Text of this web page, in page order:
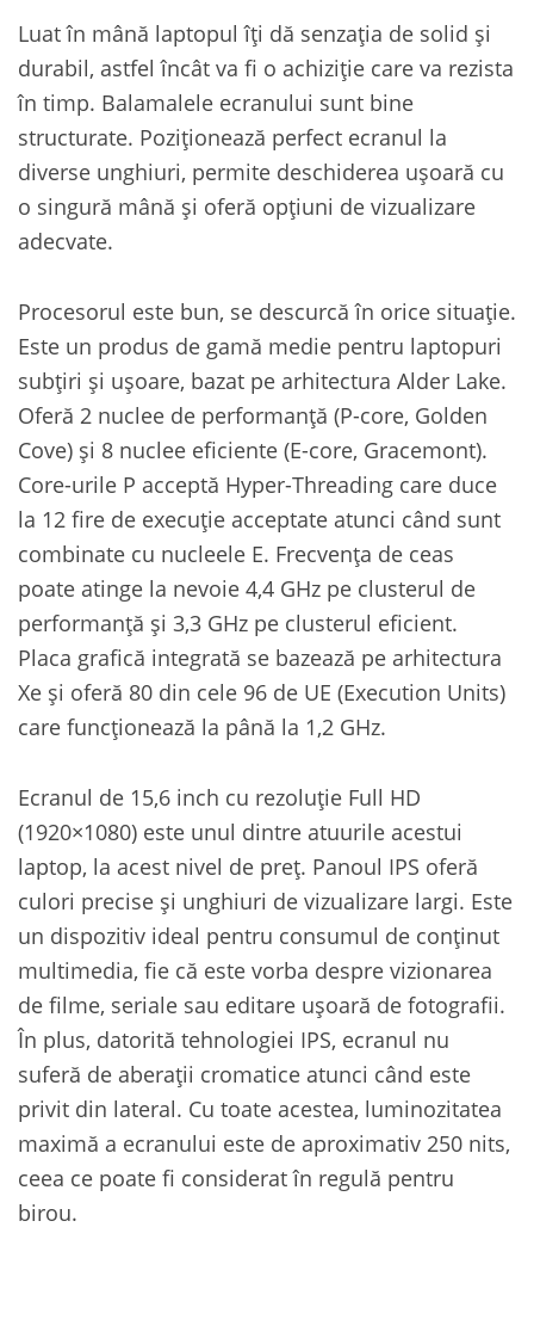
Luat în mână laptopul îți dă senzația de solid și
durabil, astfel încât va fi o achiziție care va rezista
în timp. Balamalele ecranului sunt bine
structurate. Poziționează perfect ecranul la
diverse unghiuri, permite deschiderea ușoară cu
o singură mână și oferă opțiuni de vizualizare
adecvate.
Procesorul este bun, se descurcă în orice situație.
Este un produs de gamă medie pentru laptopuri
subțiri și ușoare, bazat pe arhitectura Alder Lake.
Oferă 2 nuclee de performanță (P-core, Golden
Cove) și 8 nuclee eficiente (E-core, Gracemont).
Core-urile P acceptă Hyper-Threading care duce
la 12 fire de execuție acceptate atunci când sunt
combinate cu nucleele E. Frecvența de ceas
poate atinge la nevoie 4,4 GHz pe clusterul de
performanță și 3,3 GHz pe clusterul eficient.
Placa grafică integrată se bazează pe arhitectura
Xe și oferă 80 din cele 96 de UE (Execution Units)
care funcționează la până la 1,2 GHz.
Ecranul de 15,6 inch cu rezoluție Full HD
(1920×1080) este unul dintre atuurile acestui
laptop, la acest nivel de preț. Panoul IPS oferă
culori precise și unghiuri de vizualizare largi. Este
un dispozitiv ideal pentru consumul de conținut
multimedia, fie că este vorba despre vizionarea
de filme, seriale sau editare ușoară de fotografii.
În plus, datorită tehnologiei IPS, ecranul nu
suferă de aberații cromatice atunci când este
privit din lateral. Cu toate acestea, luminozitatea
maximă a ecranului este de aproximativ 250 nits,
ceea ce poate fi considerat în regulă pentru
birou.